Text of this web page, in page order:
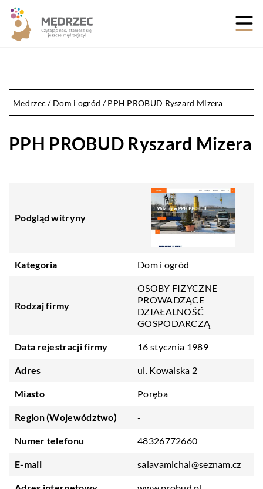
Medrzec / Dom i ogród /PPH PROBUD Ryszard Mizera
PPH PROBUD Ryszard Mizera
Podgląd witryny
Kategoria Dom i ogród
Rodzaj firmy
OSOBY FIZYCZNE
PROWADZĄCE
DZIAŁALNOŚĆ
GOSPODARCZĄ
Data rejestracji firmy 16 stycznia 1989
Adres ul. Kowalska 2
Miasto Poręba
Region (Województwo) -
Numer telefonu 48326772660
E-mail salavamichal@seznam.cz